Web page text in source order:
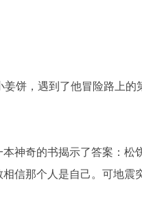
饼，遇到了他冒险路上的
神奇的书揭示了答案：松
信那个人是自己。可地震